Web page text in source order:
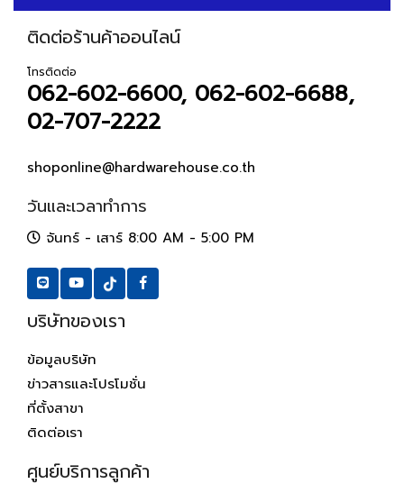
ติดต่อร้านค้าออนไลน์
โทรติดต่อ
062-602-6600, 062-602-6688,
02-707-2222
shoponline@hardwarehouse.co.th
วันและเวลาทำการ
จันทร์ - เสาร์ 8:00 AM - 5:00 PM
บริษัทของเรา
ข้อมูลบริษัท
ข่าวสารและโปรโมชั่น
ที่ตั้งสาขา
ติดต่อเรา
ศูนย์บริการลูกค้า